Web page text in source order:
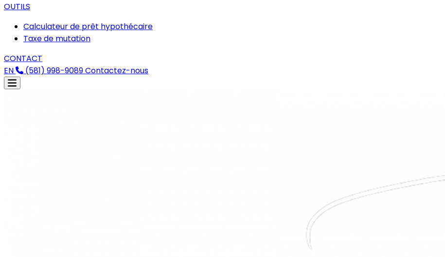
OUTILS
Calculateur de prêt hypothécaire
Taxe de mutation
CONTACT
EN
(581) 998-9089Contactez-nous